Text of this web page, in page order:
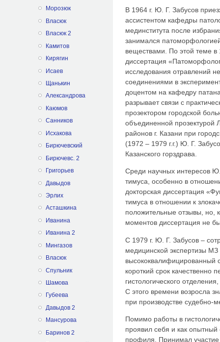
Морозюк
Власюк
Власюк 2
Камитов
Кирягин
Исаев
Щанькин
Александрова
Каюмов
Санников
Исхакова
Бирючевский
Бирючевс. 2
Григорьев
Давыдов
Эрлих
Асташкина
Иванина
Иванина 2
Мингазов
Власюк
Спульник
Шамова
Губеева
Давыдов 2
Мансурова
Баринов 2
В 1964 г. Ю. Г. Забусов
ассистентом кафедры
мединститута после
занимался
веществами. По этой теме
диссертация
исследования отравлений
соединениями в
доцентом на кафедру
разрывает связи с
прозектором городской
объединенной прозектурой
районов г. Казани при
(1972 – 1979 г.г.) Ю. Г.
Казанского горздрава.
Среди научных интересов
тимуса, особенно в
докторская диссертация
тимуса в отношении к
положительные отзывы, но,
моментов диссертация не
С 1979 г. Ю. Г. Забусов –
медицинской экспертизы
высококвалифицированный
короткий срок качественно
гистологического
С этого времени возросла
при производстве судебно-
Помимо работы в
проявил себя и как
профиля. Принимал участие